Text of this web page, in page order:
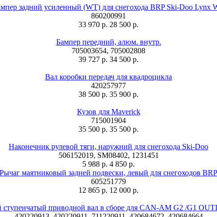
задний усиленный (WT) для снегохода BRP Ski-Doo Lynx
860200991
33 970 р. 28 500 р.
Бампер передний, алюм. внутр.
705003654, 705002808
39 727 р. 34 500 р.
Вал коробки передач для квадроцикла
420257977
38 500 р. 35 900 р.
Кузов для Maverick
715001904
35 500 р. 35 500 р.
Наконечник рулевой тяги, наружний для снегохода Ski-Doo
506152019, SM08402, 1231451
5 988 р. 4 850 р.
Рычаг маятниковый задней подвески, левый для снегоходов BRP
605251779
12 865 р. 12 000 р.
ступенчатый приводной вал в сборе для CAN-AM G2 /G1